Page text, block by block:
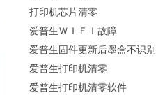
打印机芯片清零
爱普生ＷＩＦＩ故障
爱普生固件更新后墨盒不识别
爱普生打印机清零
爱普生打印机清零软件